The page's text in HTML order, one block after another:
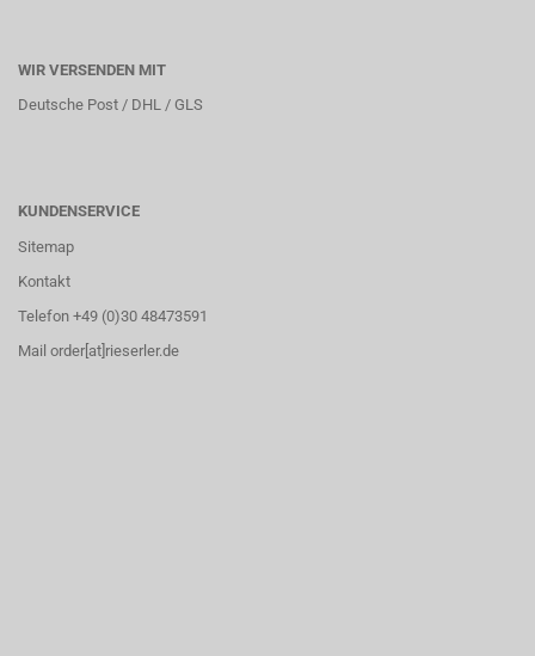
WIR VERSENDEN MIT
Deutsche Post / DHL / GLS
KUNDENSERVICE
Sitemap
Kontakt
Telefon +49 (0)30 48473591
Mail order[at]rieserler.de